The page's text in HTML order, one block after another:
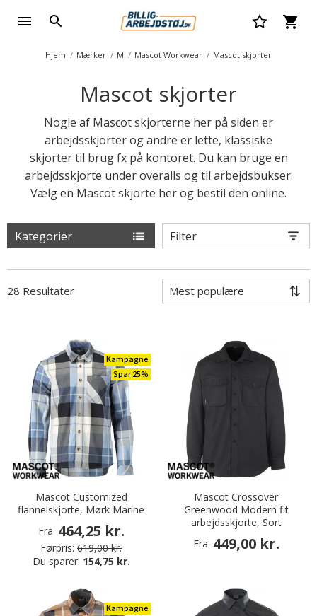
Hjem Mærker M Mascot Workwear Mascot skjorter
Mascot skjorter
Nogle af Mascot skjorterne her på siden er
arbejdsskjorter og andre er lette, klassiske
skjorter til brug fx på kontoret. Du kan bruge en
arbejdsskjorte under overalls og til arbejdsbukser.
Vælg en Mascot skjorte her og bestil den online.
Kategorier Filter
28 Resultater
Kampagne
Spar 25%
Mascot Customized
flannelskjorte, Mørk Marine
Fra 464,25 kr.
Førpris: 619,00 kr.
Du sparer: 154,75 kr.
Mascot Crossover
Greenwood Modern fit
arbejdsskjorte, Sort
Fra 449,00 kr.
Kampagne